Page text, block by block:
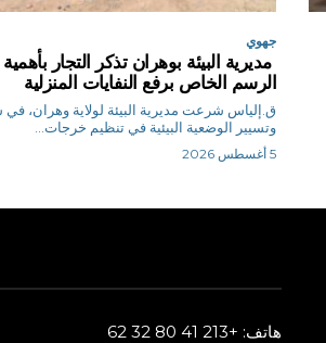
جهوي
مديرية البيئة بوهران تذكر التجار
الرسم الخاص برفع النفايات المنزلية
ق.إلياس شرعت مديرية البيئة لولاية وهران،
وتسيير الوضعية البيئية في تنظيم خرجات...
5 أغسطس 2026
هاتف: +213 41 80 32 62